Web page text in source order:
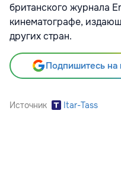
британского журнала
кинематографе,
других стран.
Подпишитесь на
Источник Itar-Tass